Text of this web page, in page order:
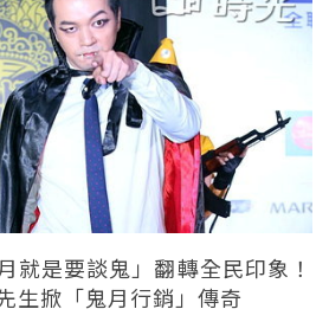
就是要談鬼」翻轉全民印象！
生掀「鬼月行銷」傳奇